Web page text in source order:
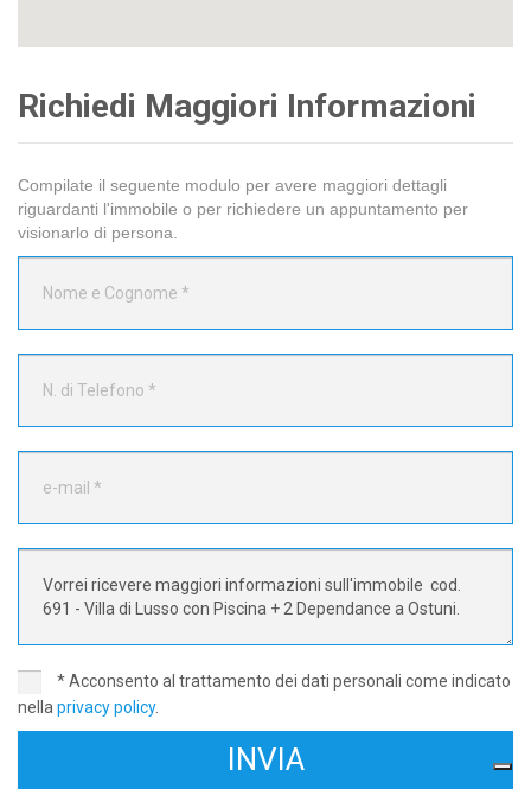
Richiedi Maggiori Informazioni
Compilate il seguente modulo per avere maggiori dettagli
riguardanti l'immobile o per richiedere un appuntamento per
visionarlo di persona.
* Acconsento al trattamento dei dati personali come indicato
nella privacy policy.